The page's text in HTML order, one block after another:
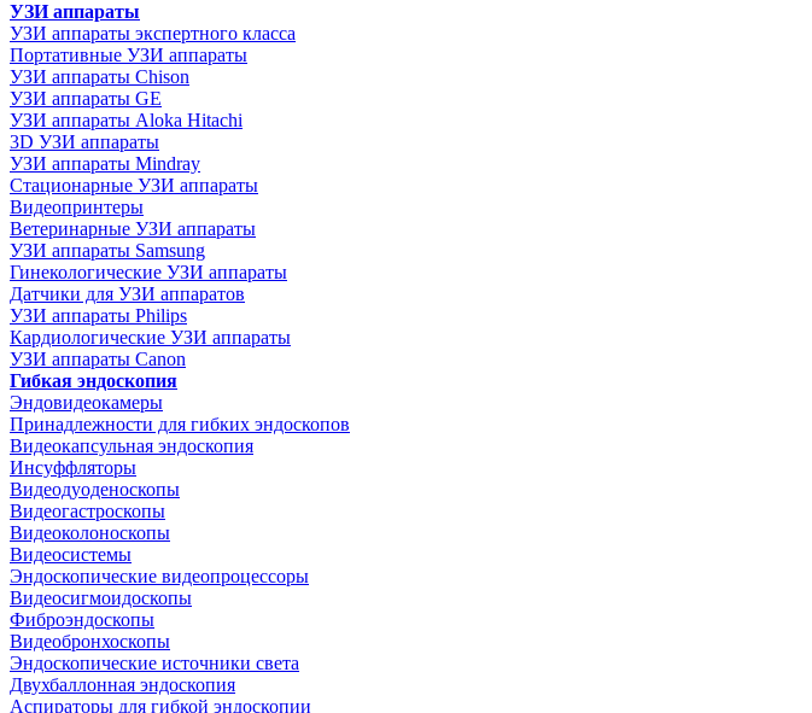
УЗИ аппараты
УЗИ аппараты экспертного класса
Портативные УЗИ аппараты
УЗИ аппараты Chison
УЗИ аппараты GE
УЗИ аппараты Aloka Hitachi
3D УЗИ аппараты
УЗИ аппараты Mindray
Стационарные УЗИ аппараты
Видеопринтеры
Ветеринарные УЗИ аппараты
УЗИ аппараты Samsung
Гинекологические УЗИ аппараты
Датчики для УЗИ аппаратов
УЗИ аппараты Philips
Кардиологические УЗИ аппараты
УЗИ аппараты Canon
Гибкая эндоскопия
Эндовидеокамеры
Принадлежности для гибких эндоскопов
Видеокапсульная эндоскопия
Инсуффляторы
Видеодуоденоскопы
Видеогастроскопы
Видеоколоноскопы
Видеосистемы
Эндоскопические видеопроцессоры
Видеосигмоидоскопы
Фиброэндоскопы
Видеобронхоскопы
Эндоскопические источники света
Двухбаллонная эндоскопия
Аспираторы для гибкой эндоскопии